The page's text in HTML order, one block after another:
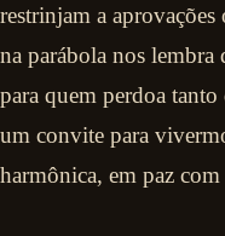
restrinjam a
na parábola nos lembra
para quem perdoa
um convite para
harmônica, em paz